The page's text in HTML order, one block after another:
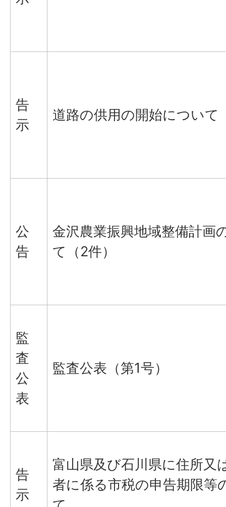
告
示
道路の供用の開始について
公
告
金沢農業振興地域整備計画
て（2件）
監
査
公
表
監査公表（第1号）
告
示
富山県及び石川県に住所又
者に係る市税の申告期限等